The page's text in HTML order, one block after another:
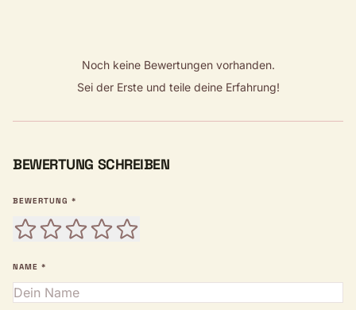
Noch keine Bewertungen vorhanden.
Sei der Erste und teile deine Erfahrung!
BEWERTUNG SCHREIBEN
BEWERTUNG *
NAME *